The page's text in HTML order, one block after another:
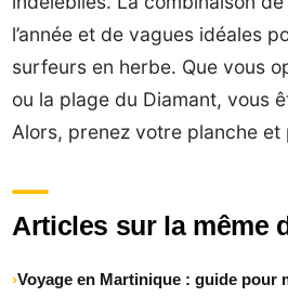
l’année et de vagues idéales
surfeurs en herbe. Que vous
ou la plage du Diamant, vous
Alors, prenez votre planche et
Articles sur la même
Voyage en Martinique : guide pour